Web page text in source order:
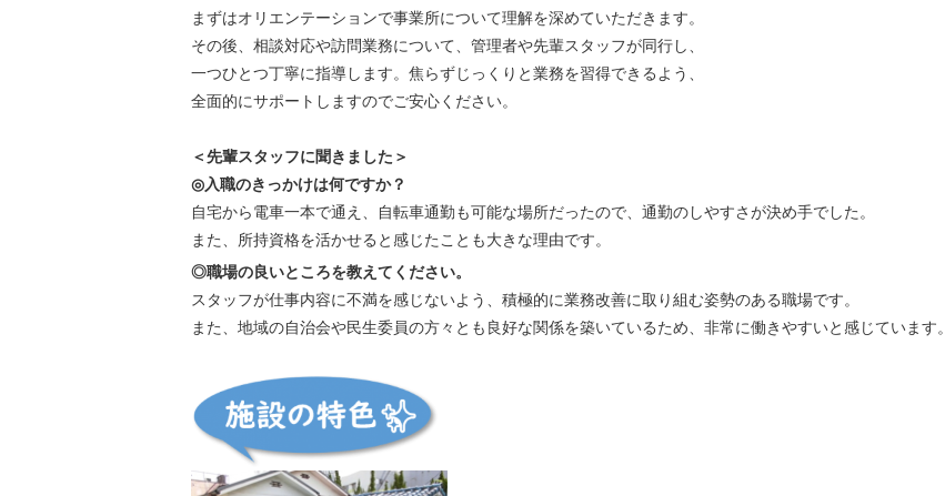
まずはオリエンテーションで事業所について理解を深めていただきます。
その後、相談対応や訪問業務について、管理者や先輩スタッフが同行し、
一つひとつ丁寧に指導します。焦らずじっくりと業務を習得できるよう、
全面的にサポートしますのでご安心ください。
＜先輩スタッフに聞きました＞
◎入職のきっかけは何ですか？
自宅から電車一本で通え、自転車通勤も可能な場所だったので、通勤のしやすさが決め手でした。
また、所持資格を活かせると感じたことも大きな理由です。
◎職場の良いところを教えてください。
スタッフが仕事内容に不満を感じないよう、積極的に業務改善に取り組む姿勢のある職場です。
また、地域の自治会や民生委員の方々とも良好な関係を築いているため、非常に働きやすいと感じています。